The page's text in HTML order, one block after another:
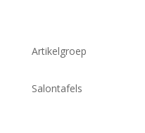
Artikelgroep
Salontafels